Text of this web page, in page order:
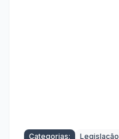
Categorias: Legislação